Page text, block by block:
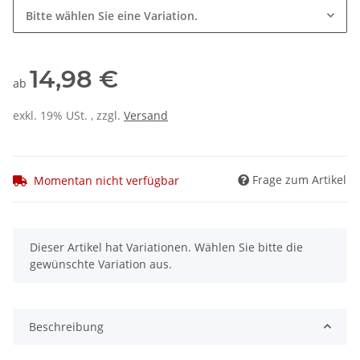
Bitte wählen Sie eine Variation.
ab 14,98 €
exkl. 19% USt. , zzgl. Versand
Momentan nicht verfügbar Frage zum Artikel
x
Dieser Artikel hat Variationen. Wählen Sie bitte die
gewünschte Variation aus.
Beschreibung